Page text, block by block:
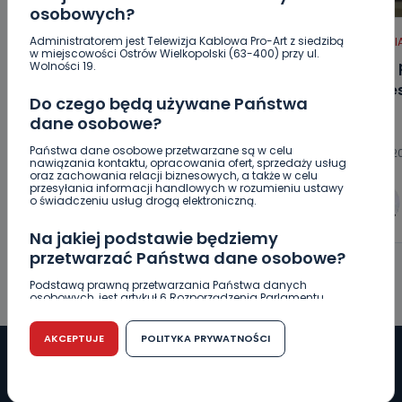
osobowych?
Administratorem jest Telewizja Kablowa Pro-Art z siedzibą
w miejscowości Ostrów Wielkopolski (63-400) przy ul.
Wolności 19.
Do czego będą używane Państwa
dane osobowe?
Państwa dane osobowe przetwarzane są w celu
nawiązania kontaktu, opracowania ofert, sprzedaży usług
oraz zachowania relacji biznesowych, a także w celu
przesyłania informacji handlowych w rozumieniu ustawy
o świadczeniu usług drogą elektroniczną.
Na jakiej podstawie będziemy
przetwarzać Państwa dane osobowe?
Podstawą prawną przetwarzania Państwa danych
osobowych, jest artykuł 6 Rozporządzenia Parlamentu
r. w sprawie ochrony osób fizycznych w związku z
przetwarzaniem danych osobowych w sprawie
swobodnego przepływu takich danych oraz uchylenia
dyrektywy 95/46/WE (RODO).
AKCEPTUJE POLITYKA PRYWATNOŚCI
REGION SPORT WIADOMOŚCI
Turniej frisbee na „Piaskach” [FOTO]
09.08.2026 14:55
Aleksandra Barczak